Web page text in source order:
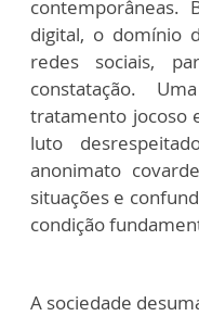
contemporâneas.
digital, o domínio
redes sociais,
constatação.
tratamento jocoso
luto
anonimato
situações e
condição
A sociedade